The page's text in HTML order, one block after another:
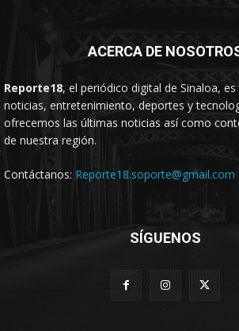
ACERCA DE
Reporte18, el periódico digital de Sinaloa,
noticias, entretenimiento, deportes y
ofrecemos las últimas noticias así como
de nuestra región.
Contáctanos: Reporte18.soporte@gmail.com
SÍGUENOS